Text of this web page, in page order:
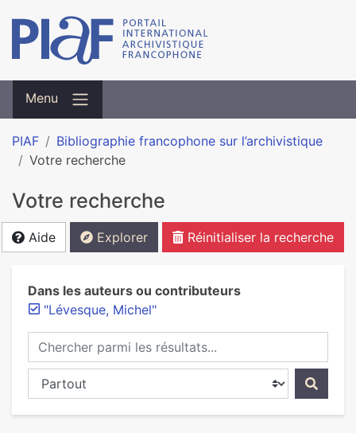
Menu
PIAF
Bibliographie francophone sur l’archivistique
Votre recherche
Votre recherche
Aide Explorer Réinitialiser la recherche
Dans les auteurs ou contributeurs
"Lévesque, Michel"
Chercher parmi les résultats...
Chercher dans...